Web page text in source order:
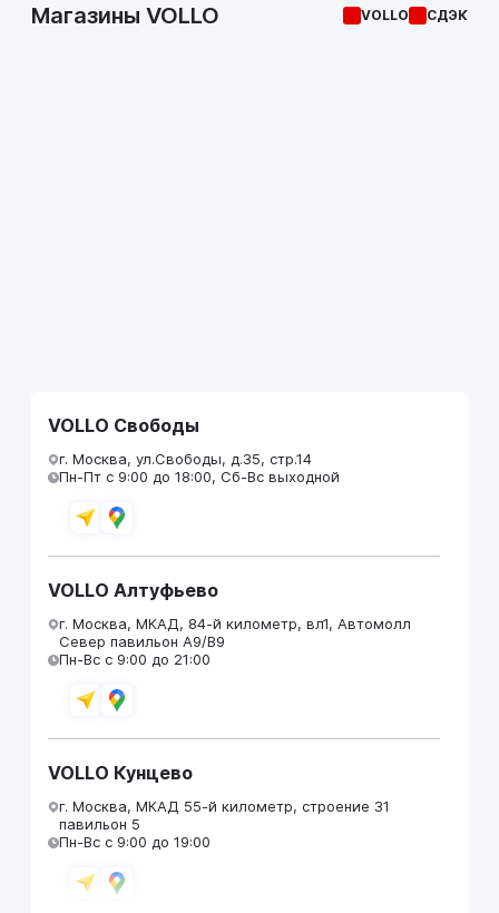
Магазины VOLLO VOLLO СДЭК
VOLLO Свободы
г. Москва, ул.Свободы, д.35, стр.14
Пн-Пт с 9:00 до 18:00, Сб-Вс выходной
VOLLO Алтуфьево
г. Москва, МКАД, 84-й километр, вл1, Автомолл
Север павильон А9/В9
Пн-Вс с 9:00 до 21:00
VOLLO Кунцево
г. Москва, МКАД 55-й километр, строение 31
павильон 5
Пн-Вс с 9:00 до 19:00